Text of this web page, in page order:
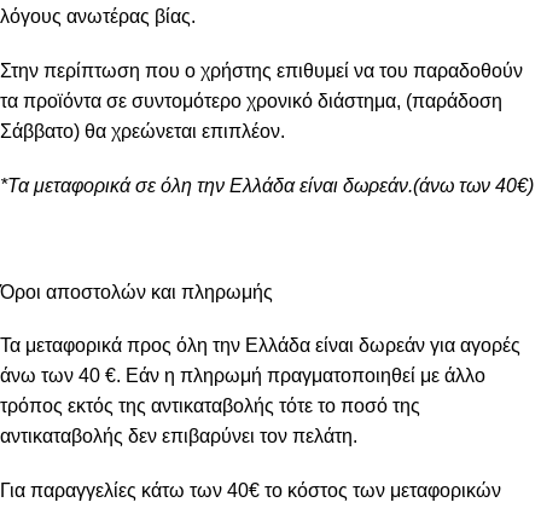
λόγους ανωτέρας βίας.
Στην περίπτωση που ο χρήστης επιθυμεί να του παραδοθούν
τα προϊόντα σε συντομότερο χρονικό διάστημα, (παράδοση
Σάββατο) θα χρεώνεται επιπλέον.
*Τα μεταφορικά σε όλη την Ελλάδα είναι δωρεάν.(άνω των 40€)
Όροι αποστολών και πληρωμής
Τα μεταφορικά προς όλη την Ελλάδα είναι δωρεάν για αγορές
άνω των 40 €. Εάν η πληρωμή πραγματοποιηθεί με άλλο
τρόπος εκτός της αντικαταβολής τότε το ποσό της
αντικαταβολής δεν επιβαρύνει τον πελάτη.
Για παραγγελίες κάτω των 40€ το κόστος των μεταφορικών